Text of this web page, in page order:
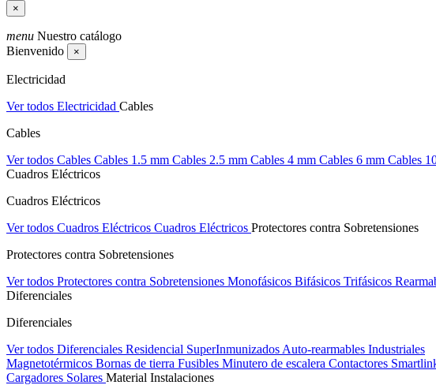
×
menu Nuestro catálogo
Bienvenido
×
Electricidad
Ver todos Electricidad Cables
Cables
Ver todos Cables Cables 1.5 mm Cables 2.5 mm Cables 4 mm Cables 6 mm Cables
Cuadros Eléctricos
Cuadros Eléctricos
Ver todos Cuadros Eléctricos Cuadros Eléctricos Protectores contra Sobretensiones
Protectores contra Sobretensiones
Ver todos Protectores contra Sobretensiones Monofásicos Bifásicos Trifásicos
Diferenciales
Diferenciales
Ver todos Diferenciales Residencial SuperInmunizados Auto-rearmables Industriales
Magnetotérmicos Bornas de tierra Fusibles Minutero de escalera Contactores
Cargadores Solares Material Instalaciones